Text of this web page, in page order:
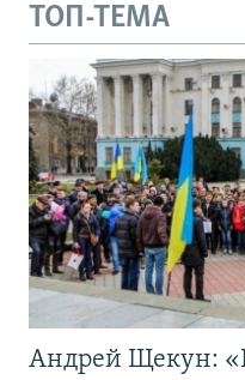
ТОП-ТЕМА
Андрей Щекун: